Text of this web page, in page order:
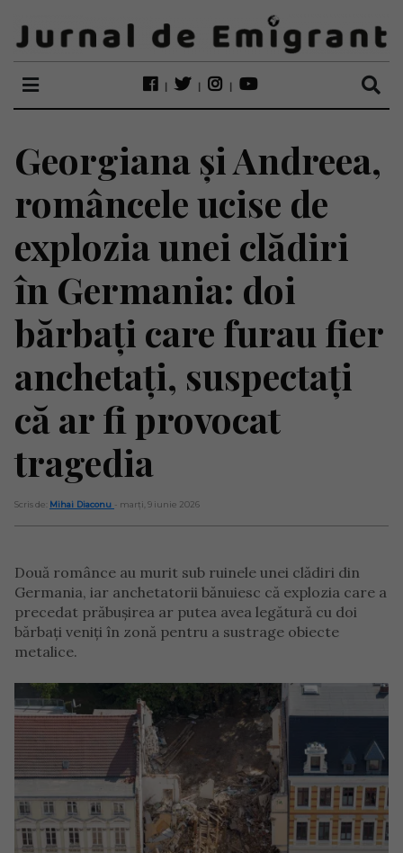
Georgiana și Andreea,
româncele ucise de
explozia unei clădiri
în Germania: doi
bărbați care furau fier
anchetați, suspectați
că ar fi provocat
tragedia
Scris de: Mihai Diaconu - marți, 9 iunie 2026
Două românce au murit sub ruinele unei clădiri din
Germania, iar anchetatorii bănuiesc că explozia care a
precedat prăbușirea ar putea avea legătură cu doi
bărbați veniți în zonă pentru a sustrage obiecte
metalice.